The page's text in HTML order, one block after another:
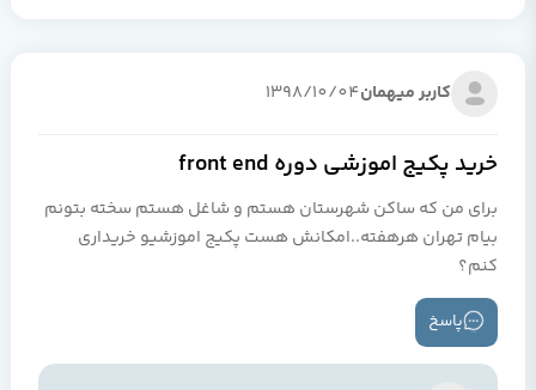
کاربر میهمان1398/10/04
خريد پكيج اموزشي دوره front end
براي من كه ساكن شهرستان هستم و شاغل هستم سخته بتونم
بيام تهران هرهفته..امكانش هست پكيج اموزشيو خريداري
كنم؟
پاسخ